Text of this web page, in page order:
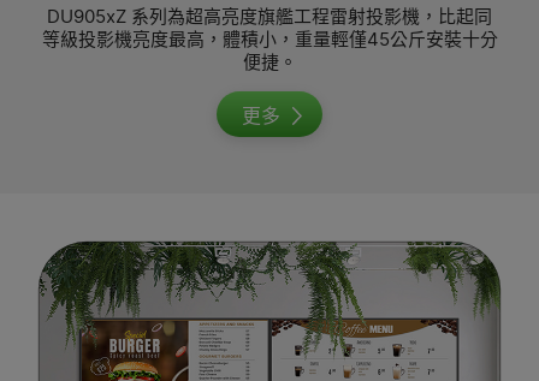
DU905xZ 系列為超高亮度旗艦工程雷射投影機，比起同
等級投影機亮度最高，體積小，重量輕僅45公斤安裝十分
便捷。
更多